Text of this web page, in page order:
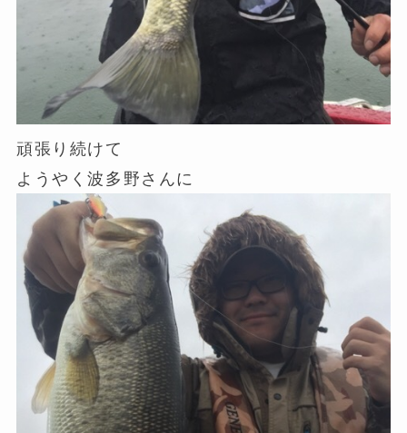
頑張り続けて
ようやく波多野さんに